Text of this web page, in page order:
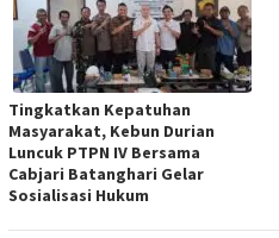
Tingkatkan Kepatuhan
Masyarakat, Kebun Durian
Luncuk PTPN IV Bersama
Cabjari Batanghari Gelar
Sosialisasi Hukum